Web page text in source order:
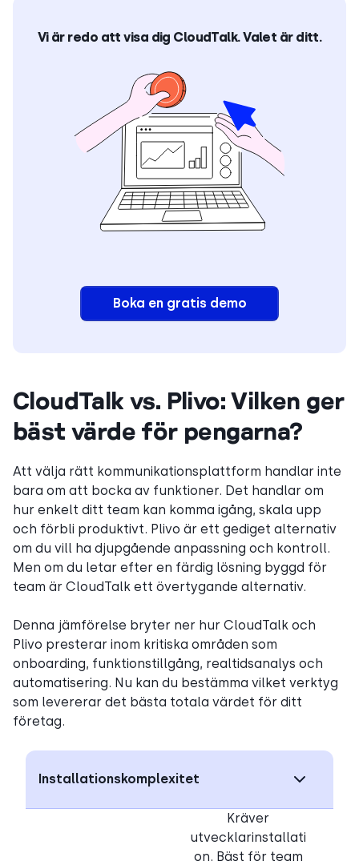
Vi är redo att visa dig CloudTalk. Valet är ditt.
Boka en gratis demo
CloudTalk vs. Plivo: Vilken ger
bäst värde för pengarna?
Att välja rätt kommunikationsplattform handlar inte
bara om att bocka av funktioner. Det handlar om
hur enkelt ditt team kan komma igång, skala upp
och förbli produktivt. Plivo är ett gediget alternativ
om du vill ha djupgående anpassning och kontroll.
Men om du letar efter en färdig lösning byggd för
team är CloudTalk ett övertygande alternativ.
Denna jämförelse bryter ner hur CloudTalk och
Plivo presterar inom kritiska områden som
onboarding, funktionstillgång, realtidsanalys och
automatisering. Nu kan du bestämma vilket verktyg
som levererar det bästa totala värdet för ditt
företag.
Installationskomplexitet
Kräver
utvecklarinstallati
on. Bäst för team